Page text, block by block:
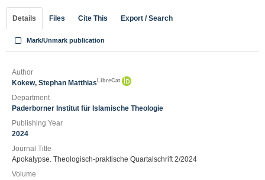
Details Files Cite This Export / Search
Mark/Unmark publication
Author
Kokew, Stephan Matthias LibreCat
Department
Paderborner Institut für Islamische Theologie
Publishing Year
2024
Journal Title
Apokalypse. Theologisch-praktische Quartalschrift 2/2024
Volume